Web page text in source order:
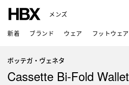
メンズ
新着 ブランド ウェア フットウェア
ボッテガ・ヴェネタ
Cassette Bi-Fold Wallet